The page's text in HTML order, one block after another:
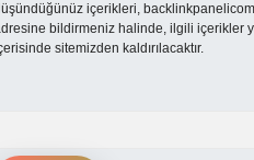
içerikleri,
bildirmeniz halinde, ilgili içerikler
sitemizden kaldırılacaktır.